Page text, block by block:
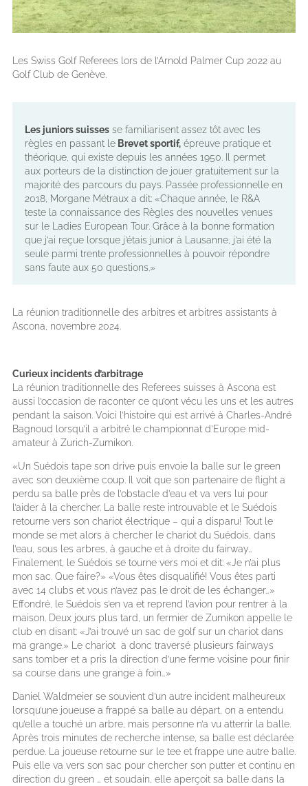
Les Swiss Golf Referees lors de l’Arnold Palmer Cup 2022 au
Golf Club de Genève.
Les juniors suisses se familiarisent assez tôt avec les
règles en passant le Brevet sportif, épreuve pratique et
théorique, qui existe depuis les années 1950. Il permet
aux porteurs de la distinction de jouer gratuitement sur la
majorité des parcours du pays. Passée professionnelle en
2018, Morgane Métraux a dit: «Chaque année, le R&A
teste la connaissance des Règles des nouvelles venues
sur le Ladies European Tour. Grâce à la bonne formation
que j’ai reçue lorsque j’étais junior à Lausanne, j’ai été la
seule parmi trente professionnelles à pouvoir répondre
sans faute aux 50 questions.»
La réunion traditionnelle des arbitres et arbitres assistants à
Ascona, novembre 2024.
Curieux incidents d’arbitrage
La réunion traditionnelle des Referees suisses à Ascona est
aussi l’occasion de raconter ce qu’ont vécu les uns et les autres
pendant la saison. Voici l’histoire qui est arrivé à Charles-André
Bagnoud lorsqu’il a arbitré le championnat d’Europe mid-
amateur à Zurich-Zumikon.
«Un Suédois tape son drive puis envoie la balle sur le green
avec son deuxième coup. Il voit que son partenaire de flight a
perdu sa balle près de l’obstacle d’eau et va vers lui pour
l’aider à la chercher. La balle reste introuvable et le Suédois
retourne vers son chariot électrique – qui a disparu! Tout le
monde se met alors à chercher le chariot du Suédois, dans
l’eau, sous les arbres, à gauche et à droite du fairway…
Finalement, le Suédois se tourne vers moi et dit: «Je n’ai plus
mon sac. Que faire?» «Vous êtes disqualifié! Vous êtes parti
avec 14 clubs et vous n’avez pas le droit de les échanger…»
Effondré, le Suédois s’en va et reprend l’avion pour rentrer à la
maison. Deux jours plus tard, un fermier de Zumikon appelle le
club en disant: «J’ai trouvé un sac de golf sur un chariot dans
ma grange.» Le chariot a donc traversé plusieurs fairways
sans tomber et a pris la direction d’une ferme voisine pour finir
sa course dans une grange à foin…»
Daniel Waldmeier se souvient d’un autre incident malheureux
lorsqu’une joueuse a frappé sa balle au départ, on a entendu
qu’elle a touché un arbre, mais personne n’a vu atterrir la balle.
Après trois minutes de recherche intense, sa balle est déclarée
perdue. La joueuse retourne sur le tee et frappe une autre balle.
Puis elle va vers son sac pour chercher son putter et continu en
direction du green … et soudain, elle aperçoit sa balle dans la